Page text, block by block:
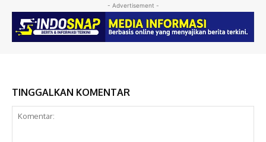
- Advertisement -
TINGGALKAN KOMENTAR